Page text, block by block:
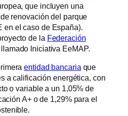
que incluyen una
renovación del parque
en el caso de España).
de la Federación
llamado Iniciativa EeMAP.
entidad bancaria que
a calificación energética, con
o variable a un 1,05% de
A+ o de 1,29% para el